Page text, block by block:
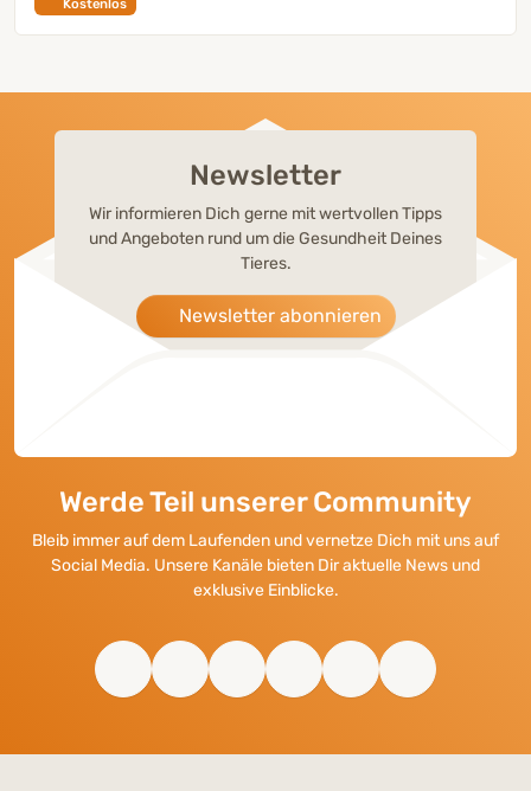
Kostenlos
Newsletter
Wir informieren Dich gerne mit wertvollen Tipps
und Angeboten rund um die Gesundheit Deines
Tieres.
Newsletter abonnieren
Werde Teil unserer Community
Bleib immer auf dem Laufenden und vernetze Dich mit uns auf
Social Media. Unsere Kanäle bieten Dir aktuelle News und
exklusive Einblicke.